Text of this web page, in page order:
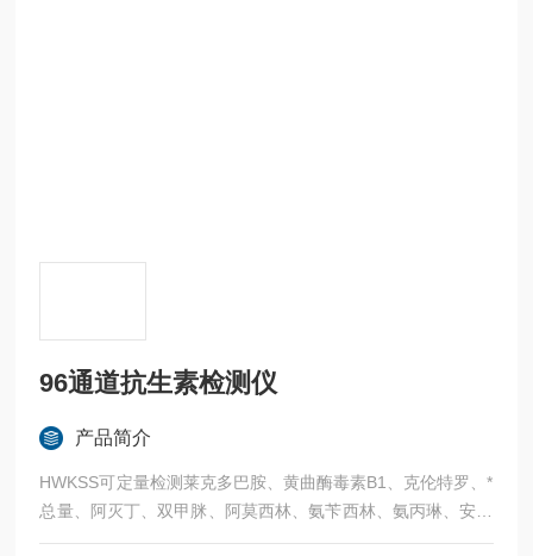
96通道抗生素检测仪
产品简介
HWKSS可定量检测莱克多巴胺、黄曲酶毒素B1、克伦特罗、*
总量、阿灭丁、双甲脒、阿莫西林、氨苄西林、氨丙琳、安普
霉紊、阿散酸、阿维菌素、甲基吡啶磷、氮哌酮、杆菌肽、苄